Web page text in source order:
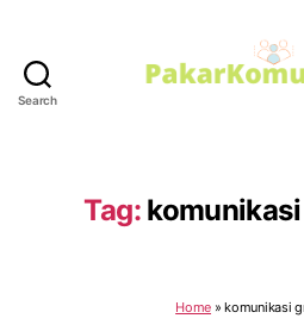
Search
Tag:
Home »komunikasi